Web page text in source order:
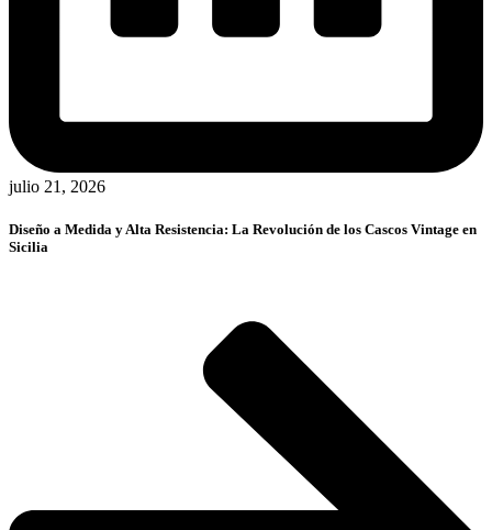
julio 21, 2026
Diseño a Medida y Alta Resistencia: La Revolución de los Cascos Vintage en
Sicilia